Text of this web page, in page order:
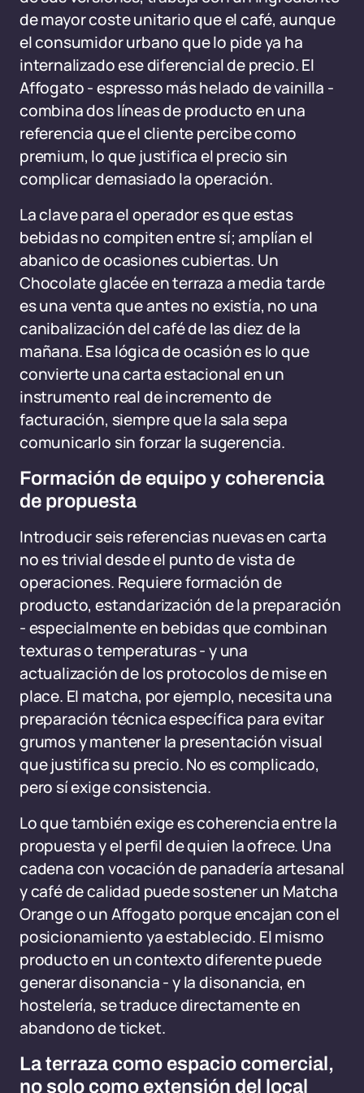
de mayor coste unitario que el café, aunque
el consumidor urbano que lo pide ya ha
internalizado ese diferencial de precio. El
Affogato - espresso más helado de vainilla -
combina dos líneas de producto en una
referencia que el cliente percibe como
premium, lo que justifica el precio sin
complicar demasiado la operación.
La clave para el operador es que estas
bebidas no compiten entre sí; amplían el
abanico de ocasiones cubiertas. Un
Chocolate glacée en terraza a media tarde
es una venta que antes no existía, no una
canibalización del café de las diez de la
mañana. Esa lógica de ocasión es lo que
convierte una carta estacional en un
instrumento real de incremento de
facturación, siempre que la sala sepa
comunicarlo sin forzar la sugerencia.
Formación de equipo y coherencia
de propuesta
Introducir seis referencias nuevas en carta
no es trivial desde el punto de vista de
operaciones. Requiere formación de
producto, estandarización de la preparación
- especialmente en bebidas que combinan
texturas o temperaturas - y una
actualización de los protocolos de mise en
place. El matcha, por ejemplo, necesita una
preparación técnica específica para evitar
grumos y mantener la presentación visual
que justifica su precio. No es complicado,
pero sí exige consistencia.
Lo que también exige es coherencia entre la
propuesta y el perfil de quien la ofrece. Una
cadena con vocación de panadería artesanal
y café de calidad puede sostener un Matcha
Orange o un Affogato porque encajan con el
posicionamiento ya establecido. El mismo
producto en un contexto diferente puede
generar disonancia - y la disonancia, en
hostelería, se traduce directamente en
abandono de ticket.
La terraza como espacio comercial,
no solo como extensión del local